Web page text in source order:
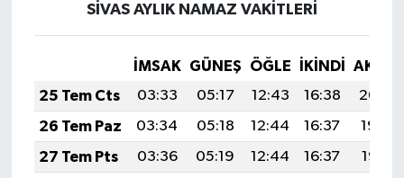
SİVAS AYLIK NAMAZ VAKITLERI
İMSAK GÜNEŞ ÖĞLE İKINDI
25 Tem Cts
03:33 05:17 12:43 16:38
20:00
26 Tem Paz
03:34 05:18 12:44 16:37
19:59
27 Tem Pts
03:36 05:19 12:44 16:37
19:58